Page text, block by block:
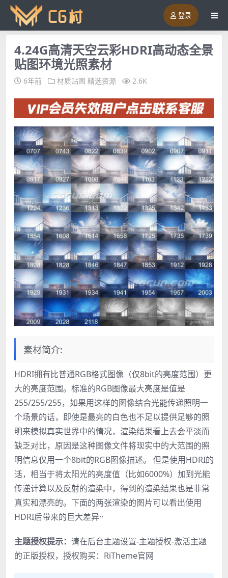
登录
4.24G高清天空云彩HDRI高动态全景
贴图环境光照素材
6年前 材质贴图 精选资源 2.6K
素材简介:
HDRI拥有比普通RGB格式图像（仅8bit的亮度范围）更
大的亮度范围。标准的RGB图像最大亮度是值是
255/255/255，如果用这样的图像结合光能传递照明一
个场景的话，即使是最亮的白色也不足以提供足够的照
明来模拟真实世界中的情况，渲染结果看上去会平淡而
缺乏对比，原因是这种图像文件将现实中的大范围的照
明信息仅用一个8bit的RGB图像描述。 但是使用HDRI的
话，相当于将太阳光的亮度值（比如6000%）加到光能
传递计算以及反射的渲染中，得到的渲染结果也是非常
真实和漂亮的。下面的两张渲染的图片可以看出使用
HDRI后带来的巨大差异··
主题授权提示： 请在后台主题设置-主题授权-激活主题
的正版授权，授权购买： RiTheme官网